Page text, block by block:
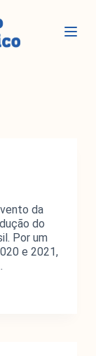
da
do
Por um
e 2021,